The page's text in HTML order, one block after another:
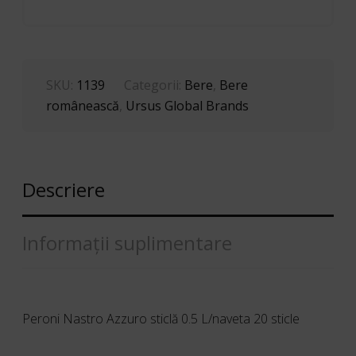
STICLE
SKU: 1139 Categorii: Bere Bere
românească Ursus Global Brands
Descriere
Informații suplimentare
Peroni Nastro Azzuro sticlă 0.5 L/naveta 20 sticle